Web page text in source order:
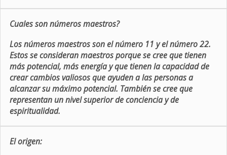
Cuales son números maestros?
Los números maestros son el número 11 y el número 22.
Estos se consideran maestros porque se cree que tienen
más potencial, más energía y que tienen la capacidad de
crear cambios valiosos que ayuden a las personas a
alcanzar su máximo potencial. También se cree que
representan un nivel superior de conciencia y de
espiritualidad.
El origen: